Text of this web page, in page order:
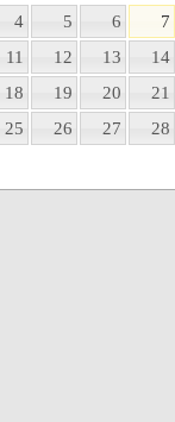
4 5 6 7
11 12 13 14
18 19 20 21
25 26 27 28